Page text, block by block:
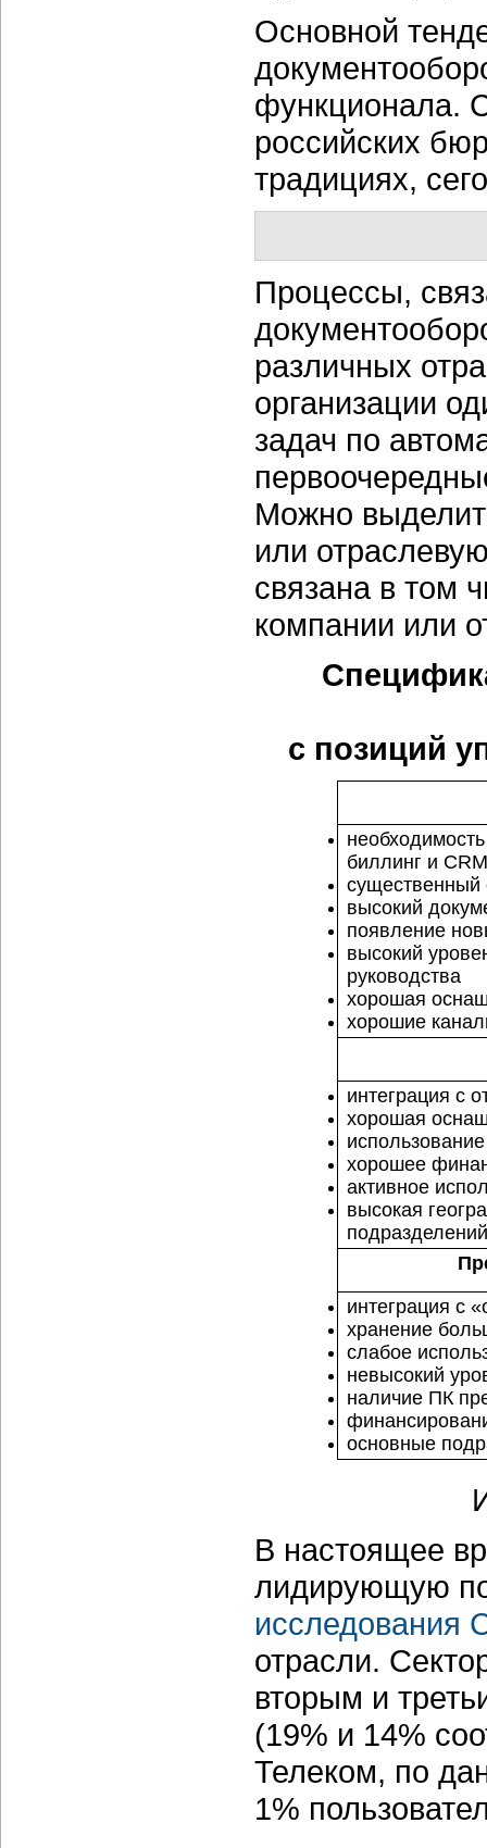
Основной
функционала.
российских
традициях,
Процессы,
различных
организации
задач по
Можно
или
связана в том
компании или
с позиций
биллинг и CRM
существенный
высокий
появление
высокий
руководства
хорошая
хорошие
интеграция с
хорошая
хорошее
активное
высокая
подразделений
интеграция с
хранение
слабое
невысокий
наличие ПК
основные
В настоящее
лидирующую
исследования
отрасли.
вторым и
(19% и 14%
Телеком, по
1%